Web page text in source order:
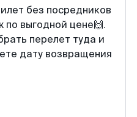
без посредников
выгодной цене🙌.
перелет туда и
дату возвращения